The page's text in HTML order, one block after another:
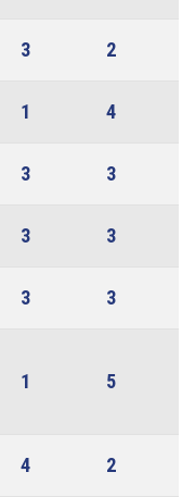
3 2
1 4
3 3
3 3
3 3
1 5
4 2